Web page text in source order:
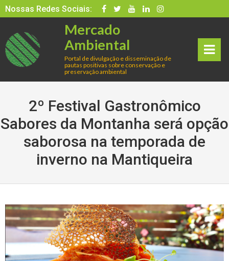
Skip
to
content
Nossas Redes Sociais:
Mercado
Ambiental
Portal de divulgação e disseminação de
pautas positivas sobre conservação e
preservação ambiental
Men
2º Festival Gastronômico
Sabores da Montanha será opção
saborosa na temporada de
inverno na Mantiqueira